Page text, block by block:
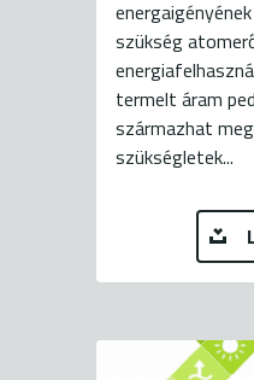
szükség
termelt áram
származhat
szükségletek...